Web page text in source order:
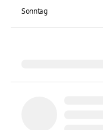
Sonntag